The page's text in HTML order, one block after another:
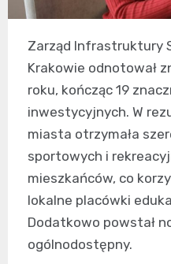
Zarząd Infrastruktury
Krakowie odnotował
roku, kończąc 19
inwestycyjnych. W
miasta otrzymała
sportowych i
mieszkańców, co
lokalne placówki
Dodatkowo powstał
ogólnodostępny.